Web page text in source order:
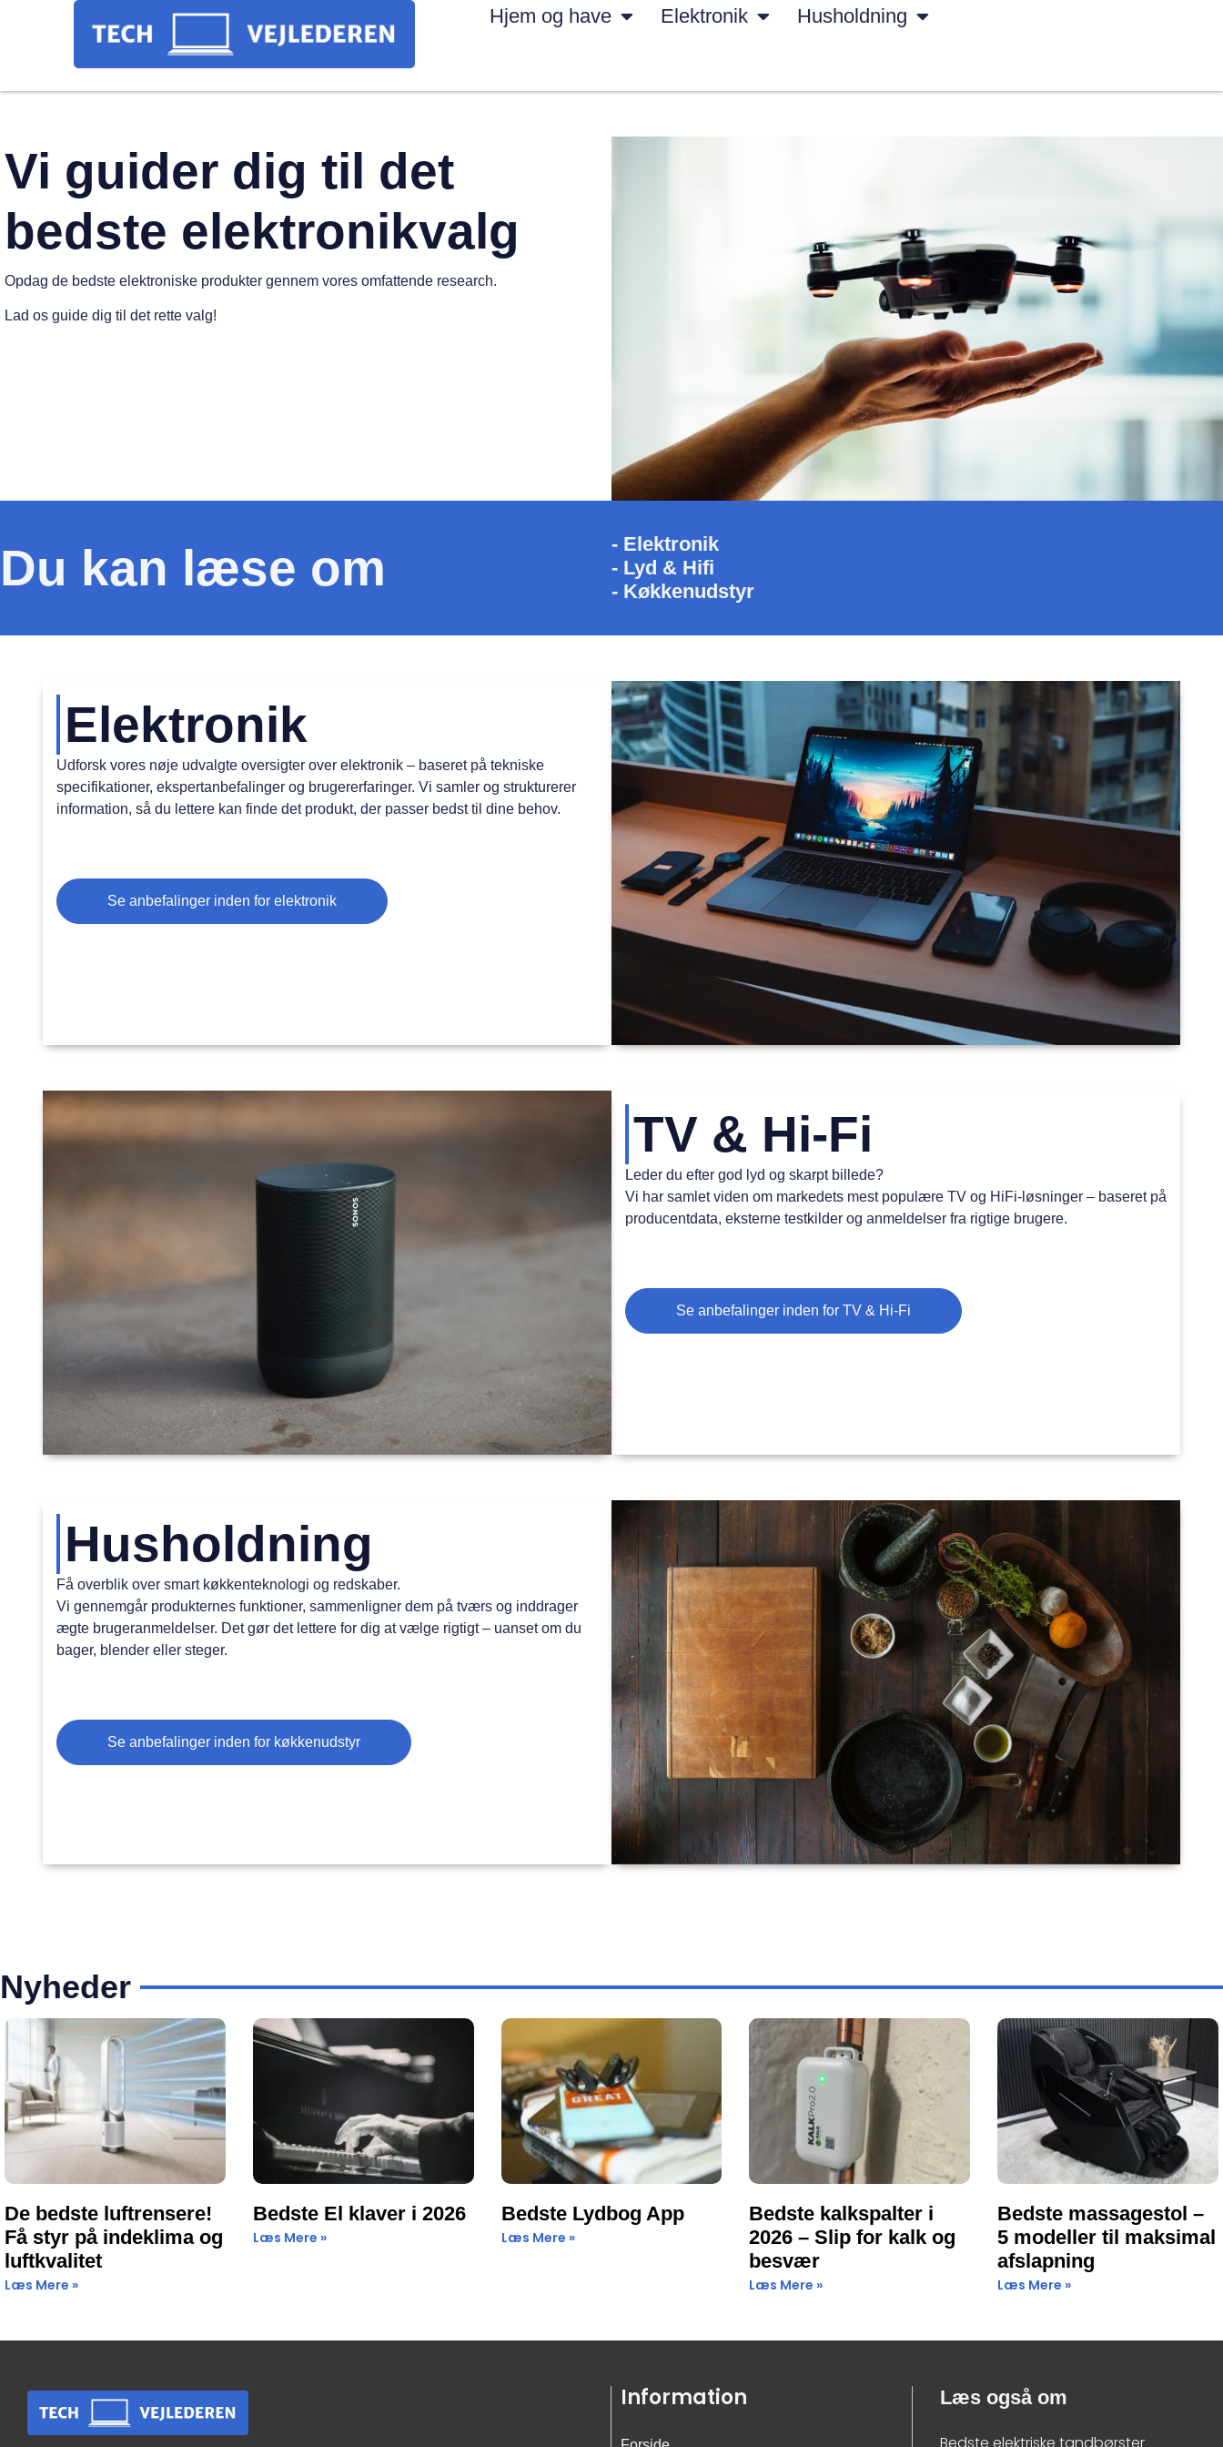
Hjem og have Elektronik Husholdning
Vi guider dig til det
bedste elektronikvalg
Opdag de bedste elektroniske produkter gennem vores omfattende research.
Lad os guide dig til det rette valg!
Du kan læse om
- Elektronik
- Lyd & Hifi
- Køkkenudstyr
Elektronik
Udforsk vores nøje udvalgte oversigter over elektronik – baseret på tekniske
specifikationer, ekspertanbefalinger og brugererfaringer. Vi samler og strukturerer
information, så du lettere kan finde det produkt, der passer bedst til dine behov.
Se anbefalinger inden for elektronik
TV & Hi-Fi
Leder du efter god lyd og skarpt billede?
Vi har samlet viden om markedets mest populære TV og HiFi-løsninger – baseret på
producentdata, eksterne testkilder og anmeldelser fra rigtige brugere.
Se anbefalinger inden for TV & Hi-Fi
Husholdning
Få overblik over smart køkkenteknologi og redskaber.
Vi gennemgår produkternes funktioner, sammenligner dem på tværs og inddrager
ægte brugeranmeldelser. Det gør det lettere for dig at vælge rigtigt – uanset om du
bager, blender eller steger.
Se anbefalinger inden for køkkenudstyr
Nyheder
De bedste luftrensere!
Få styr på indeklima og
luftkvalitet
Læs Mere »
Bedste El klaver i 2026
Læs Mere »
Bedste Lydbog App
Læs Mere »
Bedste kalkspalter i
2026 – Slip for kalk og
besvær
Læs Mere »
Bedste massagestol –
5 modeller til maksimal
afslapning
Læs Mere »
Information Læs også om